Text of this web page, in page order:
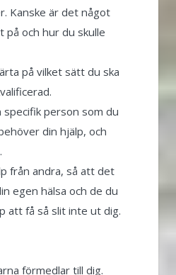
Kanske är det något
på och hur du skulle
på vilket sätt du ska
person som du
din hjälp, och
från andra, så att det
egen hälsa och de du
att få så slit inte ut dig.
förmedlar till dig.